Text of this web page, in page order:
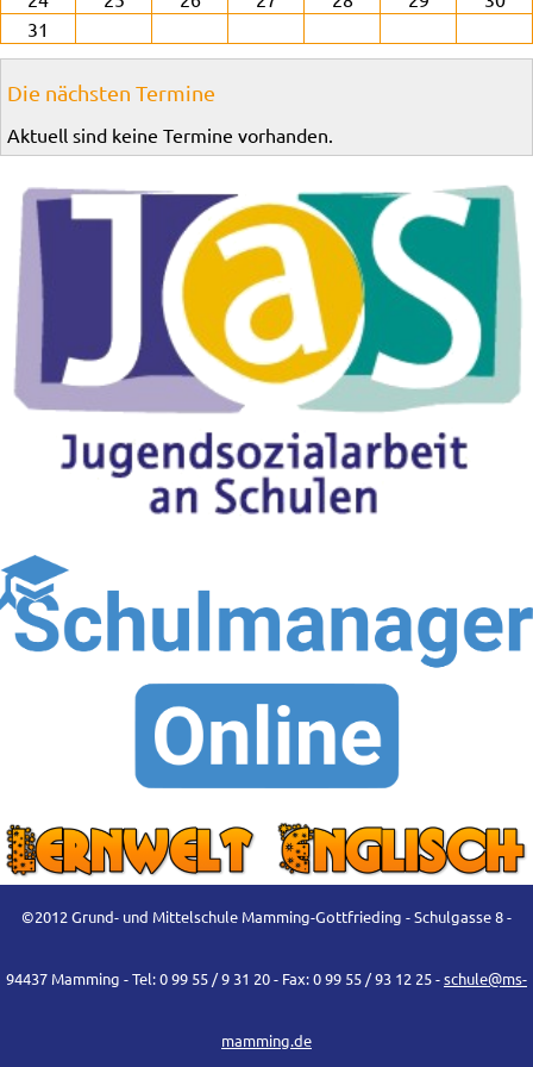
31
Die nächsten Termine
Aktuell sind keine Termine vorhanden.
©2012 Grund- und Mittelschule Mamming-Gottfrieding - Schulgasse 8 -
94437 Mamming - Tel: 0 99 55 / 9 31 20 - Fax: 0 99 55 / 93 12 25 -schule@ms-
mamming.de